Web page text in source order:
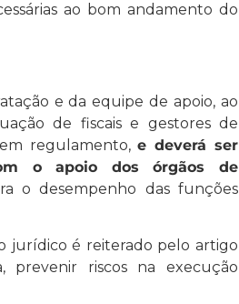
ao bom andamento do
e da equipe de apoio, ao
de fiscais e gestores de
em regulamento,e deverá ser
o apoio dos órgãos de
o desempenho das funções
jurídico é reiterado pelo artigo
prevenir riscos na execução